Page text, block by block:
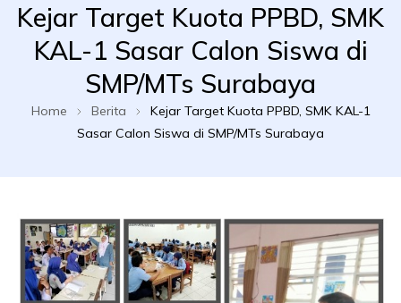
Kejar Target Kuota PPBD, SMK
KAL-1 Sasar Calon Siswa di
SMP/MTs Surabaya
Home Berita
Kejar Target Kuota PPBD, SMK KAL-1
Sasar Calon Siswa di SMP/MTs Surabaya